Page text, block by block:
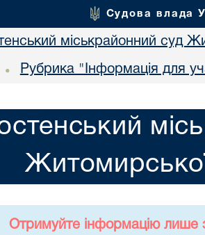
Судова влада
міськрайонний суд
• Рубрика "Інформація для
Отримуйте інформацію лише